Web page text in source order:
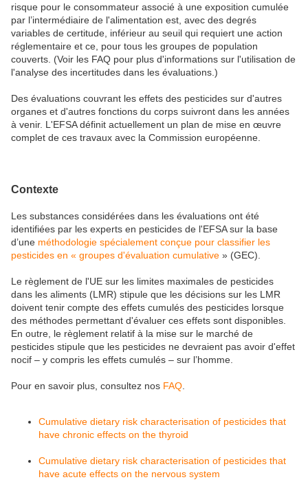
risque pour le consommateur associé à une exposition cumulée
par l’intermédiaire de l'alimentation est, avec des degrés
variables de certitude, inférieur au seuil qui requiert une action
réglementaire et ce, pour tous les groupes de population
couverts. (Voir les FAQ pour plus d'informations sur l'utilisation de
l'analyse des incertitudes dans les évaluations.)
Des évaluations couvrant les effets des pesticides sur d'autres
organes et d'autres fonctions du corps suivront dans les années
à venir. L'EFSA définit actuellement un plan de mise en œuvre
complet de ces travaux avec la Commission européenne.
Contexte
Les substances considérées dans les évaluations ont été
identifiées par les experts en pesticides de l'EFSA sur la base
d’une méthodologie spécialement conçue pour classifier les
pesticides en « groupes d'évaluation cumulative » (GEC).
Le règlement de l'UE sur les limites maximales de pesticides
dans les aliments (LMR) stipule que les décisions sur les LMR
doivent tenir compte des effets cumulés des pesticides lorsque
des méthodes permettant d'évaluer ces effets sont disponibles.
En outre, le règlement relatif à la mise sur le marché de
pesticides stipule que les pesticides ne devraient pas avoir d'effet
nocif – y compris les effets cumulés – sur l’homme.
Pour en savoir plus, consultez nos FAQ.
Cumulative dietary risk characterisation of pesticides that
have chronic effects on the thyroid
Cumulative dietary risk characterisation of pesticides that
have acute effects on the nervous system